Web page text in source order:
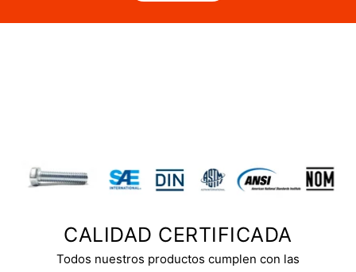
CALIDAD CERTIFICADA
Todos nuestros productos cumplen con las